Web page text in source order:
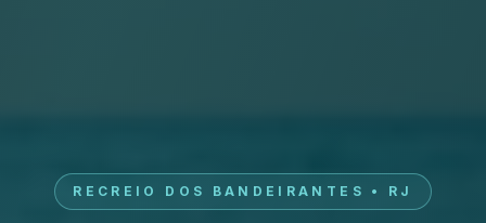
RECREIO DOS BANDEIRANTES • RJ